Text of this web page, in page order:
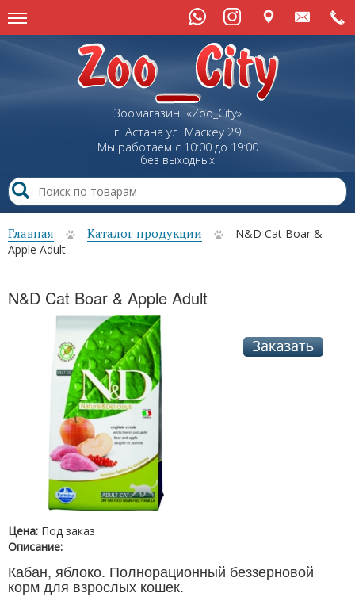
Зоомагазин «Zoo_City»
г. Астана ул. Маскеу29
Мы работаем с 10:00 до 19:00
без выходных
Главная Каталог продукции
N&D Cat Boar &
Apple Adult
N&D Cat Boar & Apple Adult
Цена: Под заказ
Описание:
Кабан, яблоко. Полнорационный беззерновой
корм для взрослых кошек.